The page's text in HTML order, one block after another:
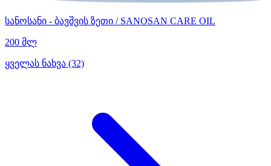
სანოსანი - ბავშვის ზეთი / SANOSAN CARE OIL
200 მლ
ყველას ნახვა (32)